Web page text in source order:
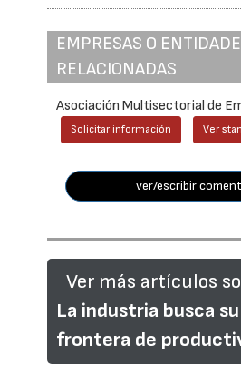
EMPRESAS O
RELACIONADAS
Asociación Multisectorial de
Solicitar información Ver
ver/escribir
Ver más artículos
La industria busca
frontera de